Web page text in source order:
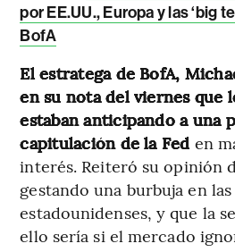
por EE.UU., Europa y las ‘big
BofA
El estratega de BofA,
en su nota del viernes que
estaban anticipando a una
capitulación de la Fed en
interés. Reiteró su opinión
gestando una burbuja en
estadounidenses, y que la
ello sería si el mercado